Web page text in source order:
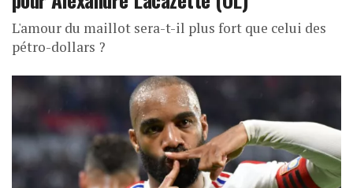
L'amour du maillot sera-t-il plus fort que celui des
pétro-dollars ?